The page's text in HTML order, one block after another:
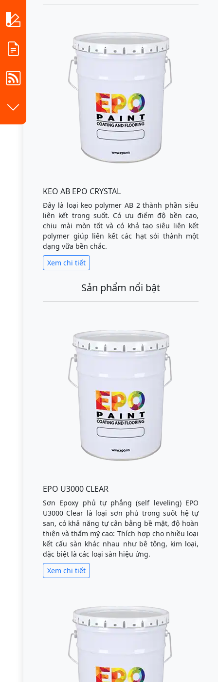
KEO AB EPO CRYSTAL
Đây là loại keo polymer AB 2 thành phần siêu
liên kết trong suốt. Có ưu điểm độ bền cao,
chịu mài mòn tốt và có khả tạo siêu liên kết
polymer giúp liên kết các hạt sỏi thành một
dạng vữa bền chắc.
Xem chi tiết
Sản phẩm nổi bật
EPO U3000 CLEAR
Sơn Epoxy phủ tự phẳng (self leveling) EPO
U3000 Clear là loại sơn phủ trong suốt hệ tự
san, có khả năng tự cân bằng bề mặt, độ hoàn
thiện và thẩm mỹ cao: Thích hợp cho nhiều loại
kết cấu sàn khác nhau như bê tông, kim loại,
đặc biệt là các loại sàn hiệu ứng.
Xem chi tiết